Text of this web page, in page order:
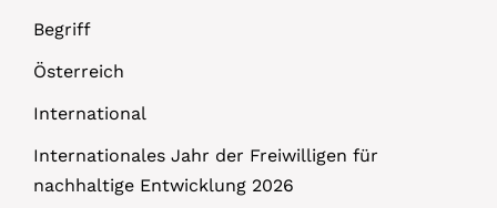
Begriff
Österreich
International
Internationales Jahr der Freiwilligen für
nachhaltige Entwicklung 2026